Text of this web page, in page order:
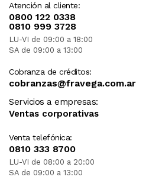
Atención al cliente:
0800 122 0338
0810 999 3728
LU-VI de 09:00 a 18:00
SA de 09:00 a 13:00
Cobranza de créditos:
cobranzas@fravega.com.ar
Servicios a empresas:
Ventas corporativas
Venta telefónica:
0810 333 8700
LU-VI de 08:00 a 20:00
SA de 09:00 a 13:00